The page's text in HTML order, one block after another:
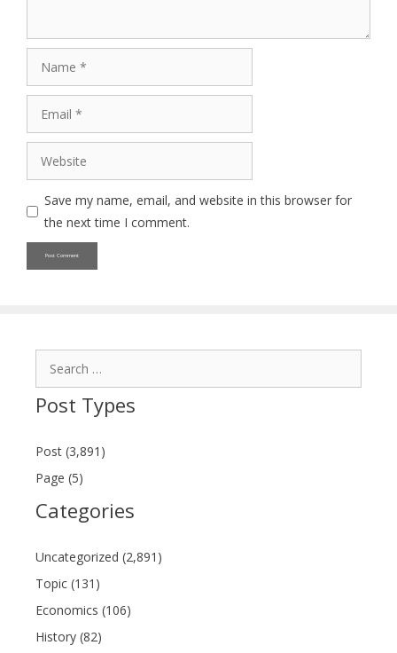
Website
Save my name, email, and website in this browser for
the next time I comment.
Post Types
Post (3,891)
Page (5)
Categories
Uncategorized (2,891)
Topic (131)
Economics (106)
History (82)